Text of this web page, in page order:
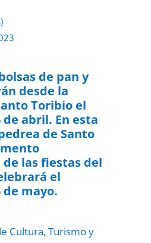
de pan y
desde la
Toribio el
de abril. En esta
de Santo
las fiestas del
el
de mayo.
Cultura, Turismo y